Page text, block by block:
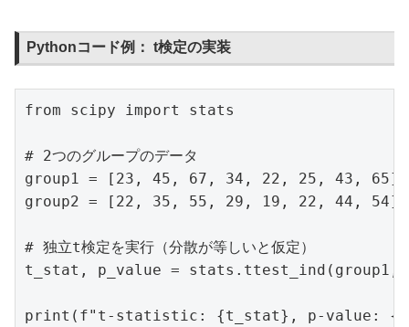
Pythonコード例： t検定の実装
from scipy import stats
# 2つのグループのデータ
group1 = [23, 45, 67, 34, 22, 25, 43, 65]
group2 = [22, 35, 55, 29, 19, 22, 44, 54]
# 独立t検定を実行（分散が等しいと仮定）
t_stat, p_value = stats.ttest_ind(group1,
print(f"t-statistic: {t_stat}, p-value: